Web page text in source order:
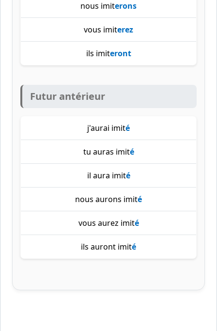
nous imiterons
vous imiterez
ils imiteront
Futur antérieur
j'aurai imité
tu auras imité
il aura imité
nous aurons imité
vous aurez imité
ils auront imité